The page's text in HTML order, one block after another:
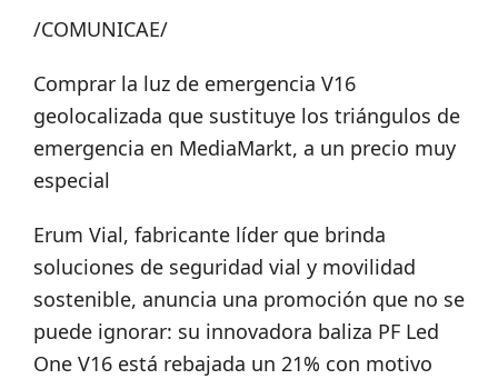
/COMUNICAE/
Comprar la luz de emergencia V16
geolocalizada que sustituye los triángulos de
emergencia en MediaMarkt, a un precio muy
especial
Erum Vial, fabricante líder que brinda
soluciones de seguridad vial y movilidad
sostenible, anuncia una promoción que no se
puede ignorar: su innovadora baliza PF Led
One V16 está rebajada un 21% con motivo